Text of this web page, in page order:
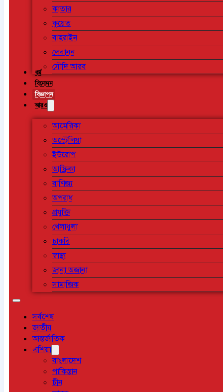
কাতার
কুয়েত
বাহরাইন
লেবানন
সৌদি আরব
ধর্ম
বিনোদন
বিজ্ঞাপন
আরও
আমেরিকা
অস্ট্রেলিয়া
ইউরোপ
আফ্রিকা
বাণিজ্য
অপরাধ
প্রযুক্তি
খেলাধুলা
চাকরি
স্বাস্থ্য
জানা অজানা
সামাজিক
সর্বশেষ
জাতীয়
আন্তর্জাতিক
এশিয়া
বাংলাদেশ
পাকিস্তান
চীন